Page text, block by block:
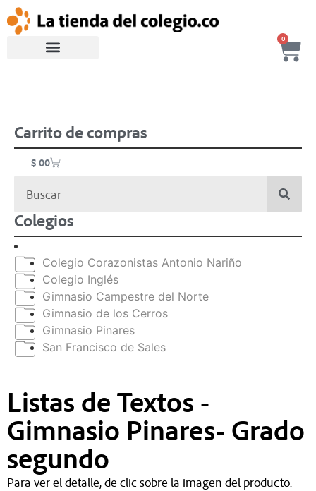
0
Carrito de compras
$ 00
Colegios
Colegio Corazonistas Antonio Nariño
Colegio Inglés
Gimnasio Campestre del Norte
Gimnasio de los Cerros
Gimnasio Pinares
San Francisco de Sales
Listas de Textos -
Gimnasio Pinares- Grado
segundo
Para ver el detalle, de clic sobre la imagen del producto.